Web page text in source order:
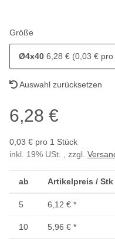
Größe
Ø4x40 6,28 € (0,03 € pro
Auswahl zurücksetzen
6,28 €
0,03 € pro 1 Stück
inkl. 19% USt. , zzgl.
ab Artikelpreis / Stk
5 6,12 € *
10 5,96 € *